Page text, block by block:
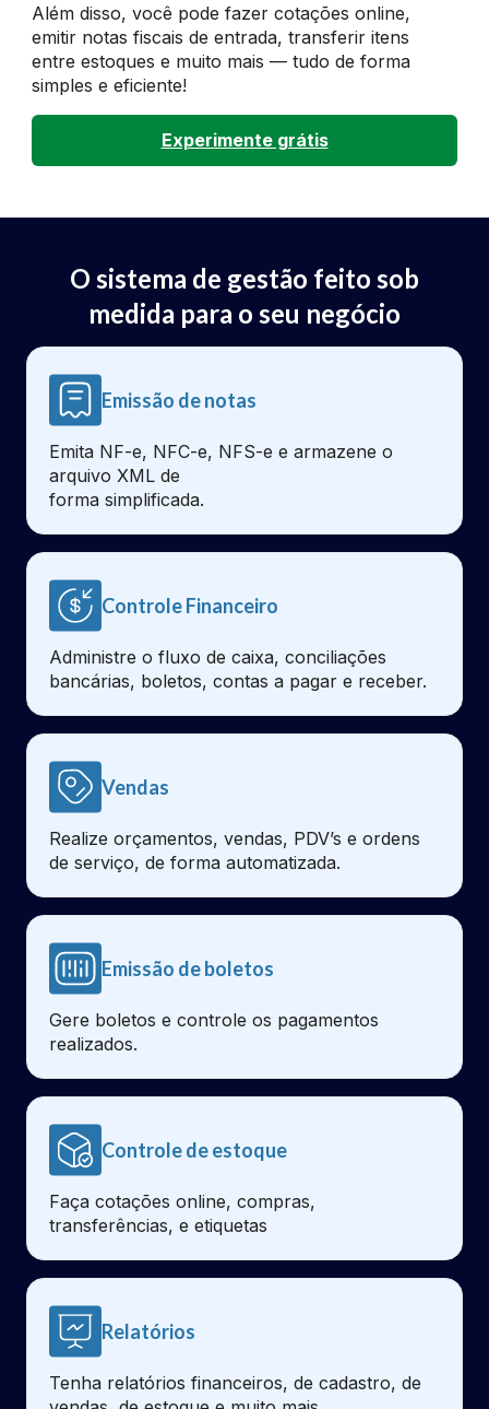
Além disso, você pode fazer cotações online,
emitir notas fiscais de entrada, transferir itens
entre estoques e muito mais — tudo de forma
simples e eficiente!
Experimente grátis
O sistema de gestão feito sob
medida para o seu negócio
Emissão de notas
Emita NF-e, NFC-e, NFS-e e armazene o
arquivo XML de
forma simplificada.
Controle Financeiro
Administre o fluxo de caixa, conciliações
bancárias, boletos, contas a pagar e receber.
Vendas
Realize orçamentos, vendas, PDV’s e ordens
de serviço, de forma automatizada.
Emissão de boletos
Gere boletos e controle os pagamentos
realizados.
Controle de estoque
Faça cotações online, compras,
transferências, e etiquetas
Relatórios
Tenha relatórios financeiros, de cadastro, de